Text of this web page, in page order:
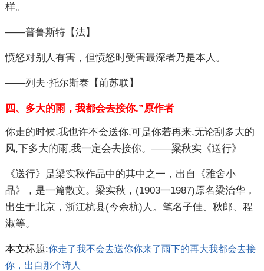
样。
——普鲁斯特【法】
愤怒对别人有害，但愤怒时受害最深者乃是本人。
——列夫·托尔斯泰【前苏联】
四、多大的雨，我都会去接你.”原作者
你走的时候,我也许不会送你,可是你若再来,无论刮多大的
风,下多大的雨,我一定会去接你。——粱秋实《送行》
《送行》是梁实秋作品中的其中之一，出自《雅舍小
品》，是一篇散文。梁实秋，(1903一1987)原名梁治华，
出生于北京，浙江杭县(今余杭)人。笔名子佳、秋郎、程
淑等。
本文标题:你走了我不会去送你你来了雨下的再大我都会去接
你，出自那个诗人